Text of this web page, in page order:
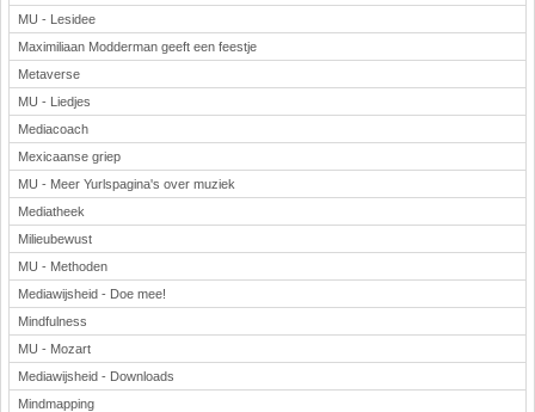
MU - Lesidee
Maximiliaan Modderman geeft een feestje
Metaverse
MU - Liedjes
Mediacoach
Mexicaanse griep
MU - Meer Yurlspagina's over muziek
Mediatheek
Milieubewust
MU - Methoden
Mediawijsheid - Doe mee!
Mindfulness
MU - Mozart
Mediawijsheid - Downloads
Mindmapping